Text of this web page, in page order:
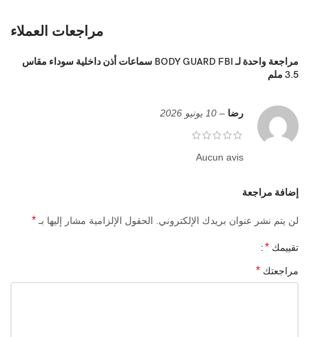
مراجعات العملاء
مراجعة واحدة لـ
BODY GUARD FBI سماعات أذن داخلية سوداء مقاس
3.5 ملم
رضا – 10 يونيو 2026
Aucun avis
إضافة مراجعة
لن يتم نشر عنوان بريدك الإلكتروني. الحقول الإلزامية مشار إليها بـ *
تقييمك *
مراجعتك *